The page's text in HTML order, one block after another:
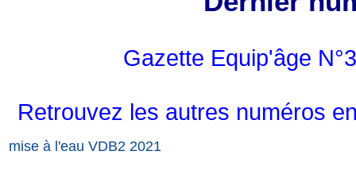
Gazette Equip'âge
Retrouvez les autres numéros
mise à l'eau VDB2 2021